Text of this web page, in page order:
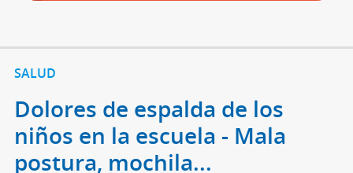
SALUD
Dolores de espalda de los
niños en la escuela - Mala
postura, mochila...